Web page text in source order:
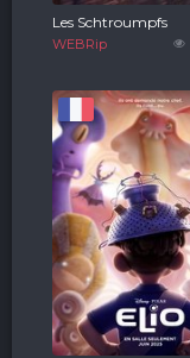
Les Schtroumpfs
WEBRip